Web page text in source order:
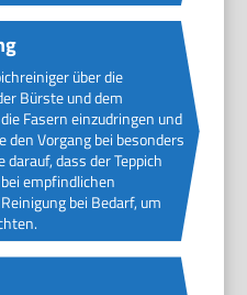
über die
Bürste und dem
Fasern einzudringen und
den Vorgang bei besonders
dass der Teppich
empfindlichen
bei Bedarf, um